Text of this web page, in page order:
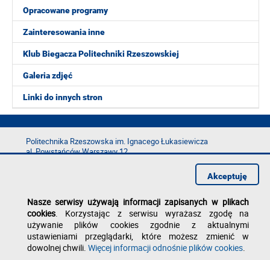
Opracowane programy
Zainteresowania inne
Klub Biegacza Politechniki Rzeszowskiej
Galeria zdjęć
Linki do innych stron
Politechnika Rzeszowska im. Ignacego Łukasiewicza
al. Powstańców Warszawy 12
e-mail:kancelaria@prz.edu.pl
Deklaracja dostępności
Polityka prywatności
Zgłoś błąd na stronie
Nasze serwisy używają informacji zapisanych w plikach
cookies. Korzystając z serwisu wyrażasz zgodę na
używanie plików cookies zgodnie z aktualnymi
ustawieniami przeglądarki, które możesz zmienić w
dowolnej chwili. Więcej informacji odnośnie plików cookies.
Akceptuję